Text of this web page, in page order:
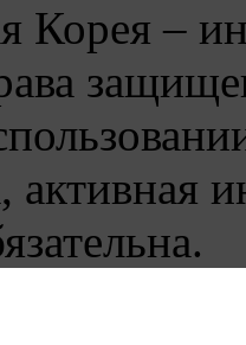
Корея –
активная